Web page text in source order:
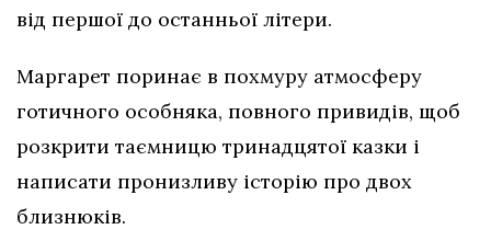
від першої до останньої літери.
Маргарет поринає в похмуру атмосферу
готичного особняка, повного привидів, щоб
розкрити таємницю тринадцятої казки і
написати пронизливу історію про двох
близнюків.